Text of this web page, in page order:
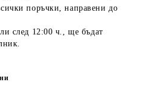
поръчки, направенидо
след 12:00 ч. , ще бъдат
.